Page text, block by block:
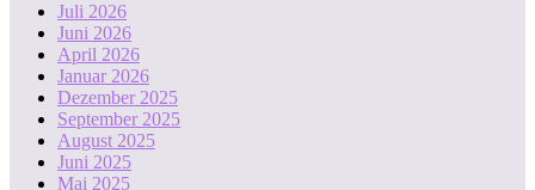
Juli 2026
Juni 2026
April 2026
Januar 2026
Dezember 2025
September 2025
August 2025
Juni 2025
Mai 2025